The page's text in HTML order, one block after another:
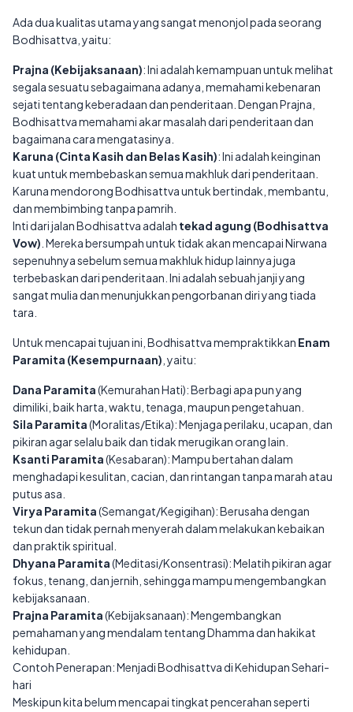
Ada dua kualitas utama yang sangat menonjol pada seorang
Bodhisattva, yaitu:
Prajna (Kebijaksanaan): Ini adalah kemampuan untuk melihat
segala sesuatu sebagaimana adanya, memahami kebenaran
sejati tentang keberadaan dan penderitaan. Dengan Prajna,
Bodhisattva memahami akar masalah dari penderitaan dan
bagaimana cara mengatasinya.
Karuna (Cinta Kasih dan Belas Kasih): Ini adalah keinginan
kuat untuk membebaskan semua makhluk dari penderitaan.
Karuna mendorong Bodhisattva untuk bertindak, membantu,
dan membimbing tanpa pamrih.
Inti dari jalan Bodhisattva adalah tekad agung (Bodhisattva
Vow) . Mereka bersumpah untuk tidak akan mencapai Nirwana
sepenuhnya sebelum semua makhluk hidup lainnya juga
terbebaskan dari penderitaan. Ini adalah sebuah janji yang
sangat mulia dan menunjukkan pengorbanan diri yang tiada
tara.
Untuk mencapai tujuan ini, Bodhisattva mempraktikkan Enam
Paramita (Kesempurnaan) , yaitu:
Dana Paramita(Kemurahan Hati): Berbagi apa pun yang
dimiliki, baik harta, waktu, tenaga, maupun pengetahuan.
Sila Paramita(Moralitas/Etika): Menjaga perilaku, ucapan, dan
pikiran agar selalu baik dan tidak merugikan orang lain.
Ksanti Paramita(Kesabaran): Mampu bertahan dalam
menghadapi kesulitan, cacian, dan rintangan tanpa marah atau
putus asa.
Virya Paramita(Semangat/Kegigihan): Berusaha dengan
tekun dan tidak pernah menyerah dalam melakukan kebaikan
dan praktik spiritual.
Dhyana Paramita(Meditasi/Konsentrasi): Melatih pikiran agar
fokus, tenang, dan jernih, sehingga mampu mengembangkan
kebijaksanaan.
Prajna Paramita(Kebijaksanaan): Mengembangkan
pemahaman yang mendalam tentang Dhamma dan hakikat
kehidupan.
Contoh Penerapan: Menjadi Bodhisattva di Kehidupan Sehari-
hari
Meskipun kita belum mencapai tingkat pencerahan seperti